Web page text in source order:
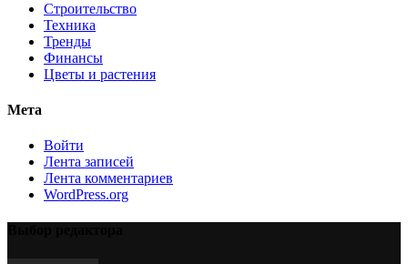
Строительство
Техника
Тренды
Финансы
Цветы и растения
Мета
Войти
Лента записей
Лента комментариев
WordPress.org